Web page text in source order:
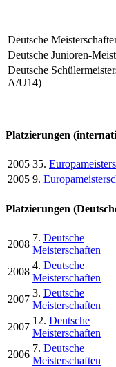
Deutsche
Deutsche Junioren-
Deutsche
A/U14)
Platzierungen
2005 35.
2005 9.
Platzierungen
2008
7. Deutsche
Meisterschaften
2008
4. Deutsche
Meisterschaften
2007
3. Deutsche
Meisterschaften
2007
12. Deutsche
Meisterschaften
2006
7. Deutsche
Meisterschaften